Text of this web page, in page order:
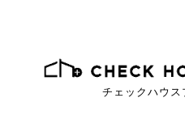
チェックハウス